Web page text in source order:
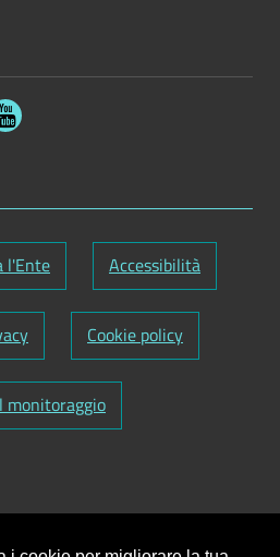
l'Ente Accessibilità
Cookie policy
monitoraggio
-Partita IVA: